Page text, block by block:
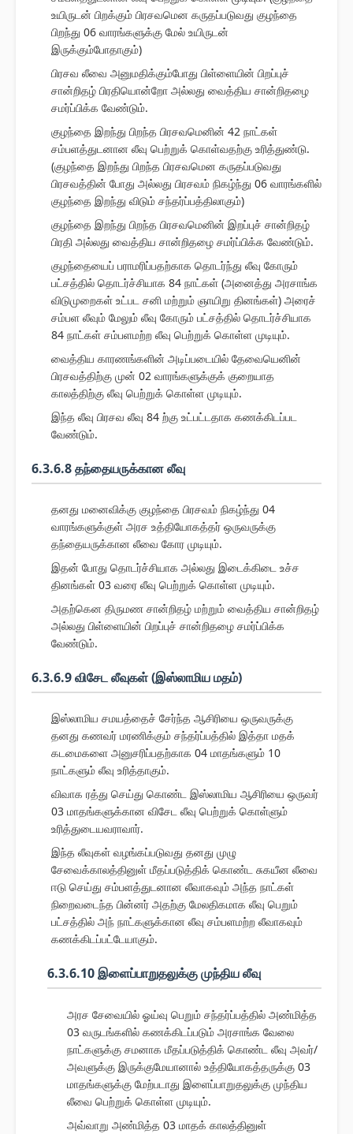
உயிருடன் பிறக்கும் பிரசவமென கருதப்படுவது குழந்தை
பிறந்து 06 வாரங்களுக்கு மேல் உயிருடன்
இருக்கும்போதாகும்)
பிரசவ லீவை அனுமதிக்கும்போது பிள்ளையின் பிறப்புச்
சான்றிதழ் பிரதியொன்றோ அல்லது வைத்திய சான்றிதழை
சமர்ப்பிக்க வேண்டும்.
குழந்தை இறந்து பிறந்த பிரசவமெனின் 42 நாட்கள்
சம்பளத்துடனான லீவு பெற்றுக் கொள்வதற்கு உரித்துண்டு.
(குழந்தை இறந்து பிறந்த பிரசவமென கருதப்படுவது
பிரசவத்தின் போது அல்லது பிரசவம் நிகழ்ந்து 06 வாரங்களில்
குழந்தை இறந்து விடும் சந்தர்ப்பத்திலாகும்)
குழந்தை இறந்து பிறந்த பிரசவமெனின் இறப்புச் சான்றிதழ்
பிரதி அல்லது வைத்திய சான்றிதழை சமர்ப்பிக்க வேண்டும்.
குழந்தையைப் பராமரிப்பதற்காக தொடர்ந்து லீவு கோரும்
பட்சத்தில் தொடர்ச்சியாக 84 நாட்கள் (அனைத்து அரசாங்க
விடுமுறைகள் உட்பட சனி மற்றும் ஞாயிறு தினங்கள்) அரைச்
சம்பள லீவும் மேலும் லீவு கோரும் பட்சத்தில் தொடர்ச்சியாக
84 நாட்கள் சம்பளமற்ற லீவு பெற்றுக் கொள்ள முடியும்.
வைத்திய காரணங்களின் அடிப்படையில் தேவையெனின்
பிரசவத்திற்கு முன் 02 வாரங்களுக்குக் குறையாத
காலத்திற்கு லீவு பெற்றுக் கொள்ள முடியும்.
இந்த லீவு பிரசவ லீவு 84 ற்கு உட்பட்டதாக கணக்கிடப்பட
வேண்டும்.
6.3.6.8 தந்தையருக்கான லீவு
தனது மனைவிக்கு குழந்தை பிரசவம் நிகழ்ந்து 04
வாரங்களுக்குள் அரச உத்தியோகத்தர் ஒருவருக்கு
தந்தையருக்கான லீவை கோர முடியும்.
இதன் போது தொடர்ச்சியாக அல்லது இடைக்கிடை உச்ச
தினங்கள் 03 வரை லீவு பெற்றுக் கொள்ள முடியும்.
அதற்கென திருமண சான்றிதழ் மற்றும் வைத்திய சான்றிதழ்
அல்லது பிள்ளையின் பிறப்புச் சான்றிதழை சமர்ப்பிக்க
வேண்டும்.
6.3.6.9 விசேட லீவுகள் (இஸ்லாமிய மதம்)
இஸ்லாமிய சமயத்தைச் சேர்ந்த ஆசிரியை ஒருவருக்கு
தனது கணவர் மரணிக்கும் சந்தர்ப்பத்தில் இத்தா மதக்
கடமைகளை அனுசரிப்பதற்காக 04 மாதங்களும் 10
நாட்களும் லீவு உரித்தாகும்.
விவாக ரத்து செய்து கொண்ட இஸ்லாமிய ஆசிரியை ஒருவர்
03 மாதங்களுக்கான விசேட லீவு பெற்றுக் கொள்ளும்
உரித்துடையவராவார்.
இந்த லீவுகள் வழங்கப்படுவது தனது முழு
சேவைக்காலத்தினுள் மீதப்படுத்திக் கொண்ட சுகயீன லீவை
ஈடு செய்து சம்பளத்துடனான லீவாகவும் அந்த நாட்கள்
நிறைவடைந்த பின்னர் அதற்கு மேலதிகமாக லீவு பெறும்
பட்சத்தில் அந் நாட்களுக்கான லீவு சம்பளமற்ற லீவாகவும்
கணக்கிடப்பட்டேயாகும்.
6.3.6.10 இளைப்பாறுதலுக்கு முந்திய லீவு
அரச சேவையில் ஓய்வு பெறும் சந்தர்ப்பத்தில் அண்மித்த
03 வருடங்களில் கணக்கிடப்படும் அரசாங்க வேலை
நாட்களுக்கு சமனாக மீதப்படுத்திக் கொண்ட லீவு அவர்/
அவளுக்கு இருக்குமேயானால் உத்தியோகத்தருக்கு 03
மாதங்களுக்கு மேற்படாது இளைப்பாறுதலுக்கு முந்திய
லீவை பெற்றுக் கொள்ள முடியும்.
அவ்வாறு அண்மித்த 03 மாதக் காலத்தினுள்